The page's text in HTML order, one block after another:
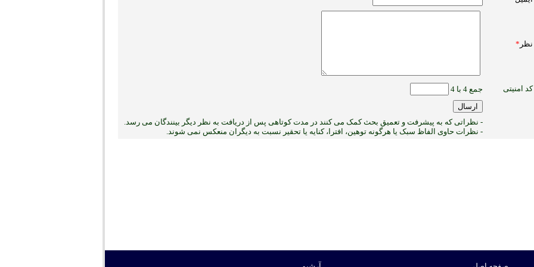
نظر *
کد امنیتی جمع 4 با 4
- نظراتی که به پیشرفت و تعمیق بحث کمک می کنند در مدت کوتاهی پس از دریافت به نظر دیگر بینندگان می رسد.
- نظرات حاوی الفاظ سبک یا هرگونه توهین، افترا، کنایه یا تحقیر نسبت به دیگران منعکس نمی ‏شوند.